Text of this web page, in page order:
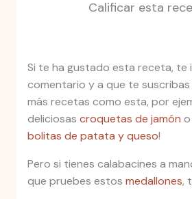
Calificar esta
Si te ha gustado esta receta, te
comentario y a que te
más recetas como esta, por
deliciosas croquetas de jamón
bolitas de patata y queso!
Pero si tienes calabacines a
que pruebes estos medallones,